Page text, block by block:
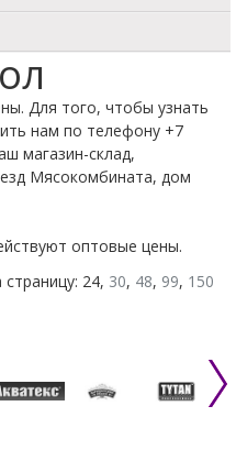
Для того, чтобы узнать
нам по телефону +7
магазин-склад,
Мясокомбината, дом
оптовые цены.
24, 30, 48, 99, 150